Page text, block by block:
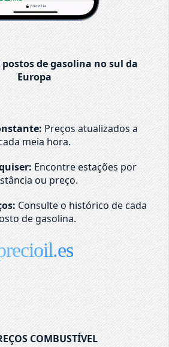
postos de gasolina no sul da
Europa
Preços atualizados a
meia hora.
Encontre estações por
ou preço.
Consulte o histórico de cada
de gasolina.
COMBUSTÍVEL